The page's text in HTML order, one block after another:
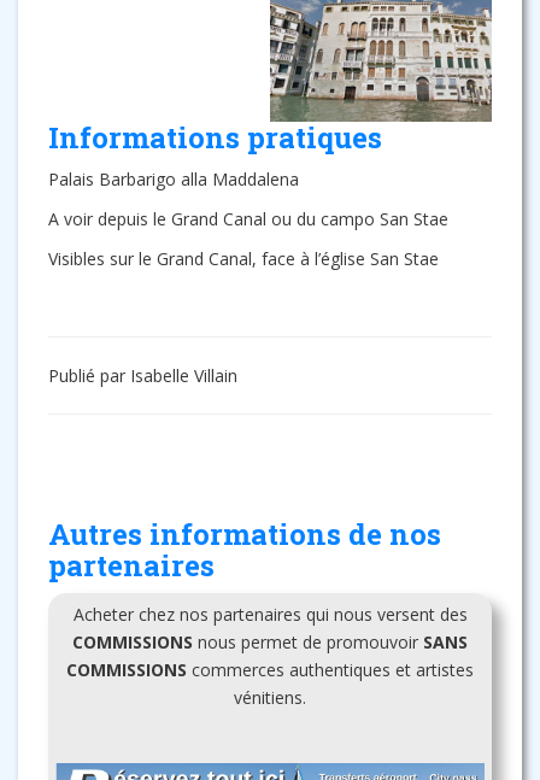
Informations pratiques
Palais Barbarigo alla Maddalena
A voir depuis le Grand Canal ou du campo San Stae
Visibles sur le Grand Canal, face à l’église San Stae
Publié par Isabelle Villain
Autres informations de nos
partenaires
Acheter chez nos partenaires qui nous versent des
COMMISSIONS nous permet de promouvoir SANS
COMMISSIONS commerces authentiques et artistes
vénitiens.